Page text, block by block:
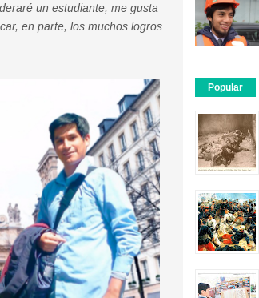
un estudiante, me gusta
en parte, los muchos logros
Popular